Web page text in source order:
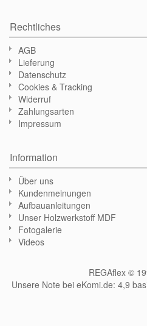
Rechtliches
AGB
Lieferung
Datenschutz
Cookies & Tracking
Widerruf
Zahlungsarten
Impressum
Information
Über uns
Kundenmeinungen
Aufbauanleitungen
Unser Holzwerkstoff MDF
Fotogalerie
Videos
REGAflex ©
Unsere Note bei eKomi.de: 4,9